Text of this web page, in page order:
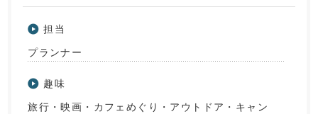
担当
プランナー
趣味
旅行・映画・カフェめぐり・アウトドア・キャン